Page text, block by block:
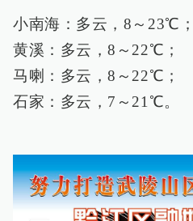
小南海：多云，8～23℃；
黄溪：多云，8～22℃；
马喇：多云，8～22℃；
石家：多云，7～21℃。